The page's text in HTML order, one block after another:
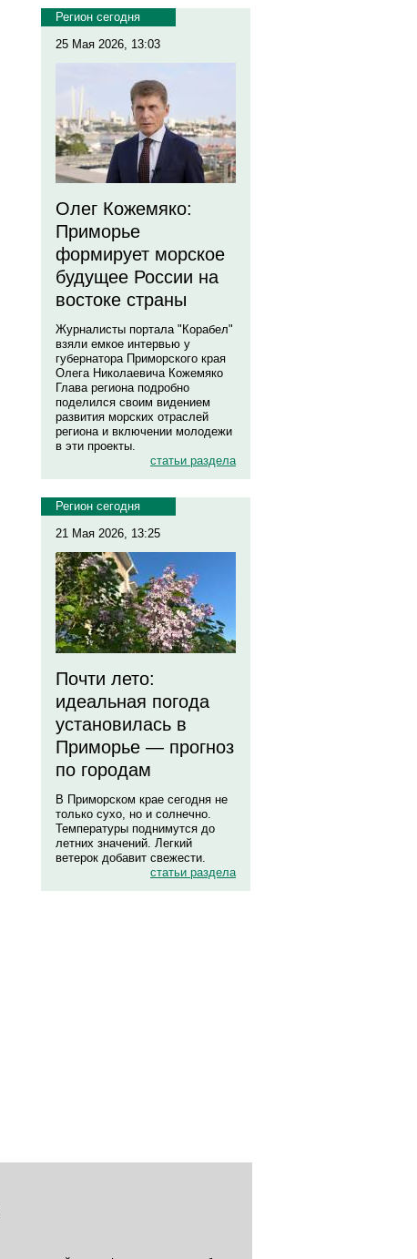
Регион сегодня
25 Мая 2026, 13:03
Олег Кожемяко:
Приморье
формирует морское
будущее России на
востоке страны
Журналисты портала "Корабел"
взяли емкое интервью у
губернатора Приморского края
Олега Николаевича Кожемяко
Глава региона подробно
поделился своим видением
развития морских отраслей
региона и включении молодежи
в эти проекты.
статьи раздела
Регион сегодня
21 Мая 2026, 13:25
Почти лето:
идеальная погода
установилась в
Приморье — прогноз
по городам
В Приморском крае сегодня не
только сухо, но и солнечно.
Температуры поднимутся до
летних значений. Легкий
ветерок добавит свежести.
статьи раздела